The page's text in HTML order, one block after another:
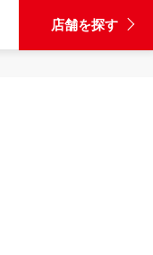
店舗を探す